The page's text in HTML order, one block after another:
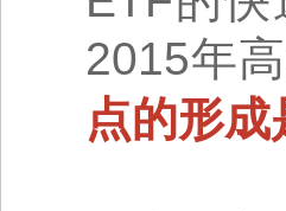
2015年
点的形